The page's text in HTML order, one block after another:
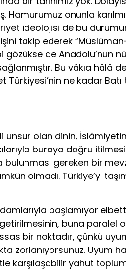
Hamurumuz onunla
ideolojisi de bu
takip ederek
de Anadolu’nun
Bu vâkıa hâlâ
Türkiyesi’nin ne kadar
unsur olan dinin,
buraya doğru
gereken bir
olmadı. Türkiye’yi
başlamıyor
buna paralel
bir noktadır, çünkü
zorlanıyorsunuz. Uyum
karşılaşabilir yahut